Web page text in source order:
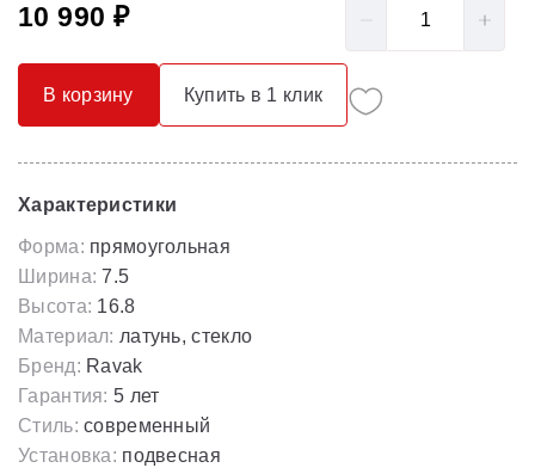
10 990 ₽
В корзину Купить в 1 клик
Характеристики
Форма: прямоугольная
Ширина: 7.5
Высота: 16.8
Материал: латунь, стекло
Бренд: Ravak
Гарантия: 5 лет
Стиль: современный
Установка: подвесная